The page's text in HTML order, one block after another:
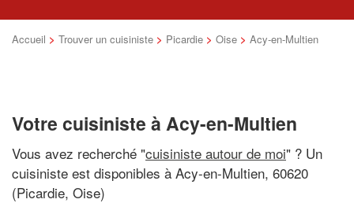
Accueil > Trouver un cuisiniste > Picardie > Oise > Acy-en-Multien
Votre cuisiniste à Acy-en-Multien
Vous avez recherché "cuisiniste autour de moi" ? Un
cuisiniste est disponibles à Acy-en-Multien, 60620
(Picardie, Oise)